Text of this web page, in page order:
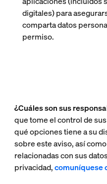
digitales) para
comparta datos
permiso.
¿Cuáles son sus
que tome el control de
qué opciones tiene a su
sobre este aviso, así
relacionadas con sus
privacidad,comuníquese